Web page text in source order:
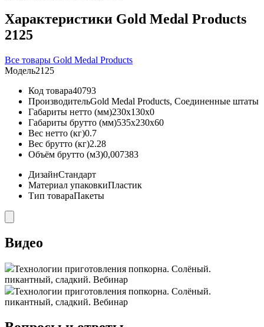
Характеристики Gold Medal Products
2125
Все товары Gold Medal Products
Модель2125
Код товара40793
ПроизводительGold Medal Products, Соединенные штаты
Габариты нетто (мм)230x130x0
Габариты брутто (мм)535x230x60
Вес нетто (кг)0.7
Вес брутто (кг)2.28
Объём брутто (м3)0,007383
ДизайнСтандарт
Материал упаковкиПластик
Тип товараПакеты
Видео
Технологии приготовления попкорна. Солёный.
пикантный, сладкий. Вебинар
Технологии приготовления попкорна. Солёный.
пикантный, сладкий. Вебинар